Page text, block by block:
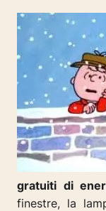
gratuiti di
finestre, la